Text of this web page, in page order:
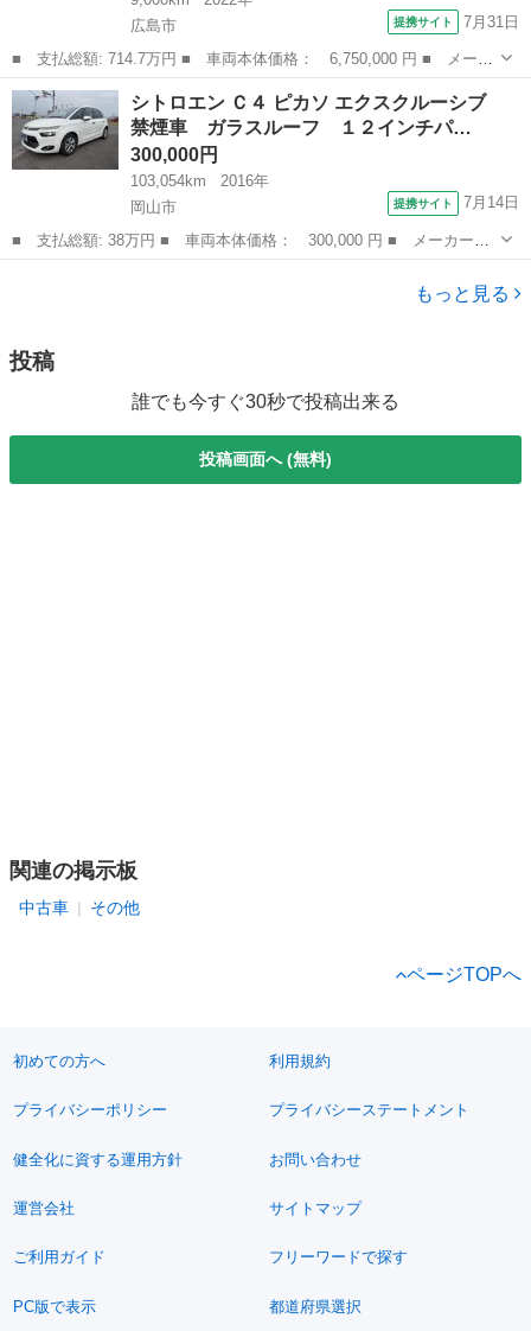
広島市
提携サイト 7月31日
■ 支払総額: 714.7万円 ■ 車両本体価格： 6,750,000 円 ■ メーカ
ー名： マセラティ ■ 車種名： レヴァンテ ■ グレード名： Ｇ
Ｔハイブリッド 認定中古車保証２年付帯 サンルーフ ２０インチ
アルミ ...
広島 広島市 その他
シトロエン Ｃ４ ピカソ エクスクルーシブ
禁煙車 ガラスルーフ １２インチパ…
300,000円
103,054km
2016年
岡山市
提携サイト 7月14日
■ 支払総額: 38万円 ■ 車両本体価格： 300,000 円 ■ メーカー
名： シトロエン ■ 車種名： Ｃ４ ピカソ ■ グレード名： エク
スクルーシブ 禁煙車 ガラスルーフ １２インチパノラミックスク
もっと見る
投稿
誰でも今すぐ30秒で投稿出来る
投稿画面へ (無料)
関連の掲示板
中古車 その他
ページTOPへ
初めての方へ 利用規約
プライバシーポリシー プライバシーステートメント
健全化に資する運用方針 お問い合わせ
運営会社 サイトマップ
ご利用ガイド フリーワードで探す
PC版で表示 都道府県選択